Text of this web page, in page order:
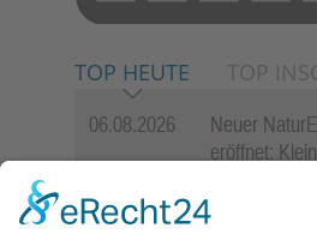
TOP HEUTE TOP
06.08.2026
Neuer
eröffnet: